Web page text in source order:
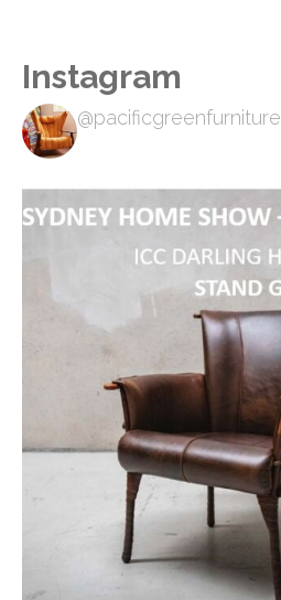
Instagram
@pacificgreenfurniture